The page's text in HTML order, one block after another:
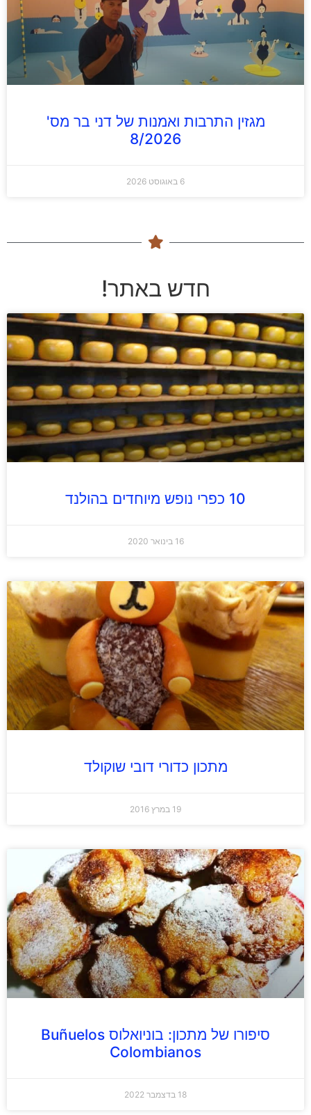
מגזין התרבות ואמנות של דני בר מס'
8/2026
6 באוגוסט 2026
חדש באתר!
10 כפרי נופש מיוחדים בהולנד
16 בינואר 2020
מתכון כדורי דובי שוקולד
19 במרץ 2016
סיפורו של מתכון: בוניואלוס Buñuelos
Colombianos
18 בדצמבר 2022